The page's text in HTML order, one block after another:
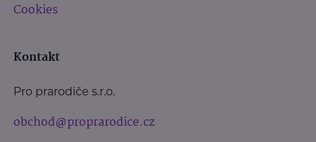
Cookies
Kontakt
Pro prarodiče s.r.o.
obchod@proprarodice.cz